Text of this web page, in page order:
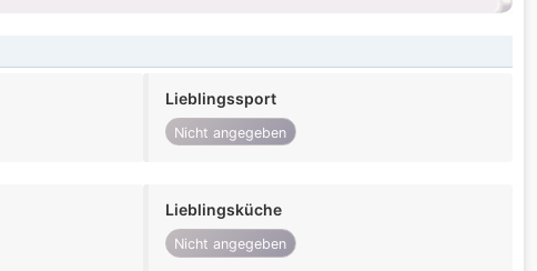
Lieblingssport
Nicht angegeben
Lieblingsküche
Nicht angegeben